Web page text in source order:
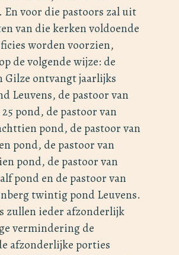
En voor die pastoors zal uit
van die kerken voldoende
worden voorzien,
de volgende wijze: de
Gilze ontvangt jaarlijks
Leuvens, de pastoor van
pond, de pastoor van
pond, de pastoor van
pond, de pastoor van
pond, de pastoor van
pond en de pastoor van
twintig pond Leuvens.
zullen ieder afzonderlijk
vermindering de
afzonderlijke porties